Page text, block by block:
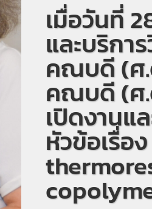
เมื่อวันที่
และบริกา
คณบดี (ศ.
คณบดี (ศ.
เปิดงานแ
หัวข้อเรื่อ